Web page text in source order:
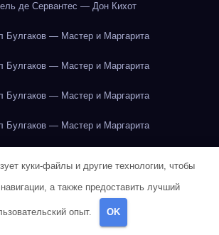
де Сервантес — Дон Кихот
Булгаков — Мастер и Маргарита
Булгаков — Мастер и Маргарита
Булгаков — Мастер и Маргарита
Булгаков — Мастер и Маргарита
Булгаков — Мастер и Маргарита
Булгаков — Мастер и Маргарита
куки-файлы и другие технологии, чтобы
а также предоставить лучший
опыт. OK